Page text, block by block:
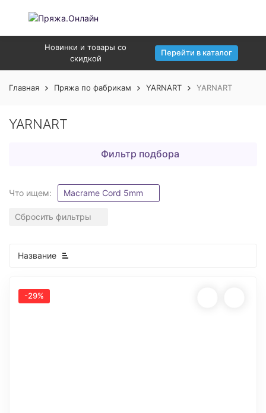
Новинки и товары со
скидкой
Перейти в каталог
Главная Пряжа по фабрикам YARNART YARNART
YARNART
Фильтр подбора
Что ищем: Macrame Cord 5mm
Сбросить фильтры
Название
-29%